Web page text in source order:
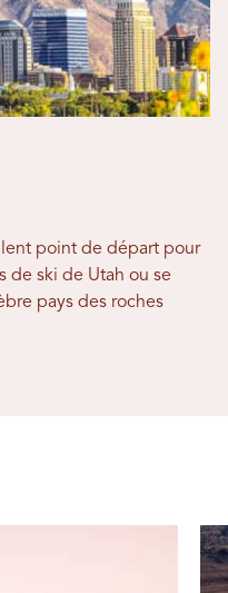
point de départ pour
de ski de Utah ou se
pays des roches